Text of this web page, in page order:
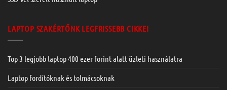
LAPTOP SZAKÉRTŐNK LEGFRISSEBB CIKKEI
Top 3 legjobb laptop 400 ezer forint alatt üzleti használatra
Laptop fordítóknak és tolmácsoknak